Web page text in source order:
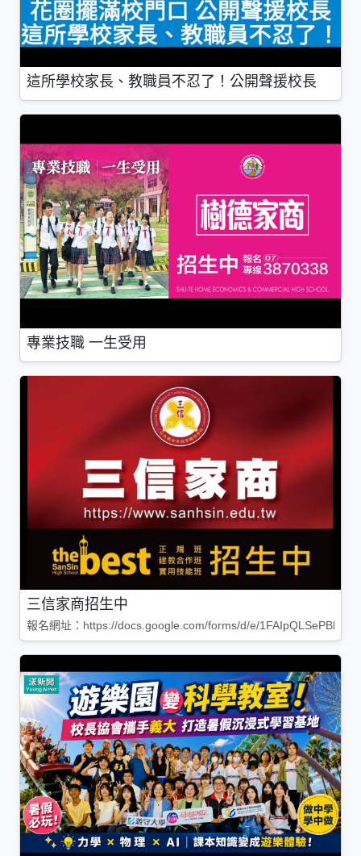
這所學校家長、教職員不忍了！公開聲援校長
專業技職 一生受用
三信家商招生中
報名網址：https://docs.google.com/forms/d/e/